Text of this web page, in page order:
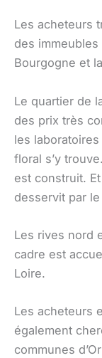
Les acheteurs
des
Bourgogne et
Le quartier de
des prix très
les
floral s’y
est construit.
desservit par le
Les rives nord
cadre est
Loire.
Les acheteurs
également
communes